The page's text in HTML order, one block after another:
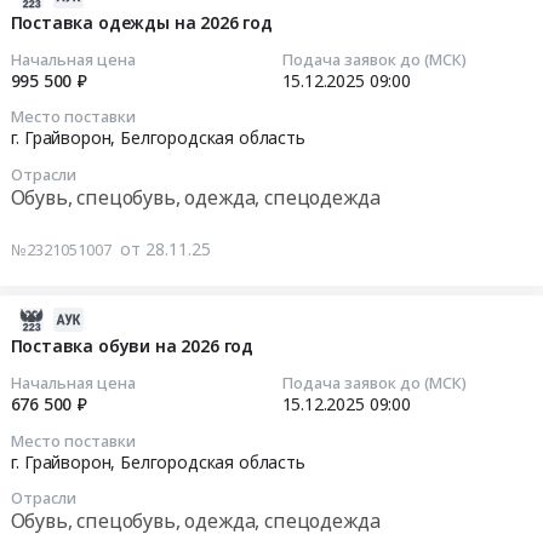
Поставка одежды на 2026 год
Начальная цена
995 500 ₽
Подача заявок до (МСК)
15.12.2025 09:00
Место поставки
г. Грайворон, Белгородская область
Отрасли
Обувь, спецобувь, одежда, спецодежда
№2321051007 от 28.11.25
Поставка обуви на 2026 год
Начальная цена
676 500 ₽
Подача заявок до (МСК)
15.12.2025 09:00
Место поставки
г. Грайворон, Белгородская область
Отрасли
Обувь, спецобувь, одежда, спецодежда